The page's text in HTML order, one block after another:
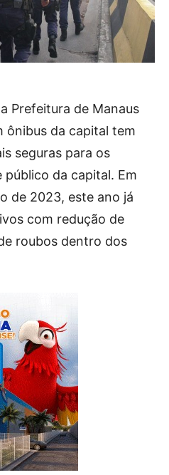
Prefeitura de Manaus
ônibus da capital tem
seguras para os
da capital. Em
de 2023, este ano já
com redução de
roubos dentro dos